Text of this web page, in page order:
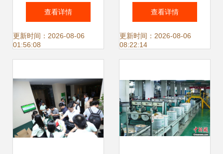
号公司亮相CES
2024，全矩阵产品
查看详情
更新时间：2026-08-06
01:56:08
作驱动关键词价值
增长
查看详情
更新时间：2026-08-06
08:22:14